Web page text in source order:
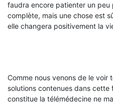
faudra encore patienter un peu
complète, mais une chose est
elle changera positivement la
Comme nous venons de le voir
solutions contenues dans
constitue la télémédecine ne